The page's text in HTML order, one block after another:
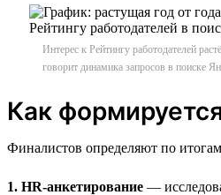
Интерес к Рейтингу работодателей
говорит динамика запросов в поиске
Как
Финалистов определяют по
1. HR-анкетирование —